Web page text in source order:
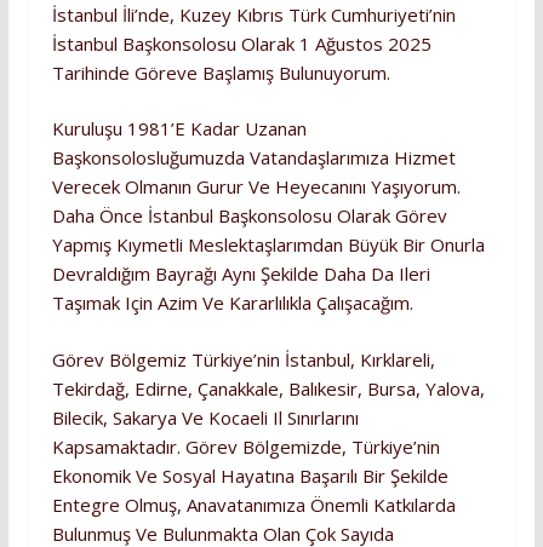
İstanbul İli’nde, Kuzey Kıbrıs Türk Cumhuriyeti’nin
İstanbul Başkonsolosu Olarak 1 Ağustos 2025
Tarihinde Göreve Başlamış Bulunuyorum.
Kuruluşu 1981’e Kadar Uzanan
Başkonsolosluğumuzda Vatandaşlarımıza Hizmet
Verecek Olmanın Gurur Ve Heyecanını Yaşıyorum.
Daha Önce İstanbul Başkonsolosu Olarak Görev
Yapmış Kıymetli Meslektaşlarımdan Büyük Bir Onurla
Devraldığım Bayrağı Aynı Şekilde Daha Da Ileri
Taşımak Için Azim Ve Kararlılıkla Çalışacağım.
Görev Bölgemiz Türkiye’nin İstanbul, Kırklareli,
Tekirdağ, Edirne, Çanakkale, Balıkesir, Bursa, Yalova,
Bilecik, Sakarya Ve Kocaeli Il Sınırlarını
Kapsamaktadır. Görev Bölgemizde, Türkiye’nin
Ekonomik Ve Sosyal Hayatına Başarılı Bir Şekilde
Entegre Olmuş, Anavatanımıza Önemli Katkılarda
Bulunmuş Ve Bulunmakta Olan Çok Sayıda